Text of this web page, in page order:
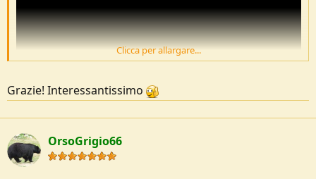
Clicca per allargare...
Grazie! Interessantissimo
OrsoGrigio66